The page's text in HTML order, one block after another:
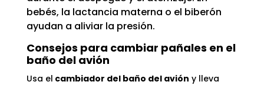
bebés, la lactancia materna o el biberón
ayudan a aliviar la presión.
Consejos para cambiar pañales en el
baño del avión
Usa el cambiador del baño del avión y lleva